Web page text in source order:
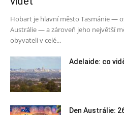
Hobart je hlavní město Tasmánie —
Austrálie — a zároveň jeho největší
obyvateli v celé...
Adelaide: co
Den Austrálie: